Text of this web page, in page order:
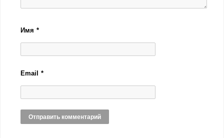
Имя*
Email*